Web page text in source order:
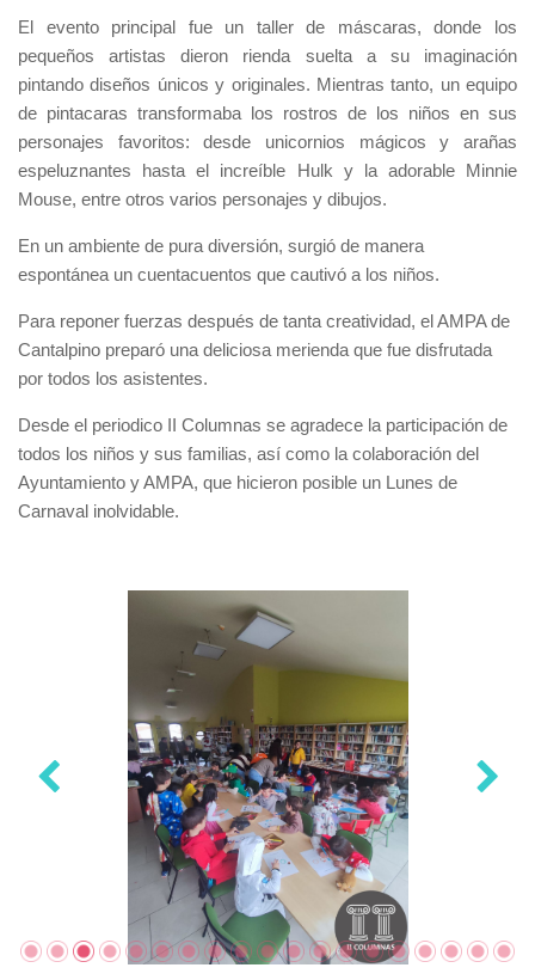
El evento principal fue un taller de máscaras, donde los
pequeños artistas dieron rienda suelta a su imaginación
pintando diseños únicos y originales. Mientras tanto, un equipo
de pintacaras transformaba los rostros de los niños en sus
personajes favoritos: desde unicornios mágicos y arañas
espeluznantes hasta el increíble Hulk y la adorable Minnie
Mouse, entre otros varios personajes y dibujos.
En un ambiente de pura diversión, surgió de manera
espontánea un cuentacuentos que cautivó a los niños.
Para reponer fuerzas después de tanta creatividad, el AMPA de
Cantalpino preparó una deliciosa merienda que fue disfrutada
por todos los asistentes.
Desde el periodico II Columnas se agradece la participación de
todos los niños y sus familias, así como la colaboración del
Ayuntamiento y AMPA, que hicieron posible un Lunes de
Carnaval inolvidable.